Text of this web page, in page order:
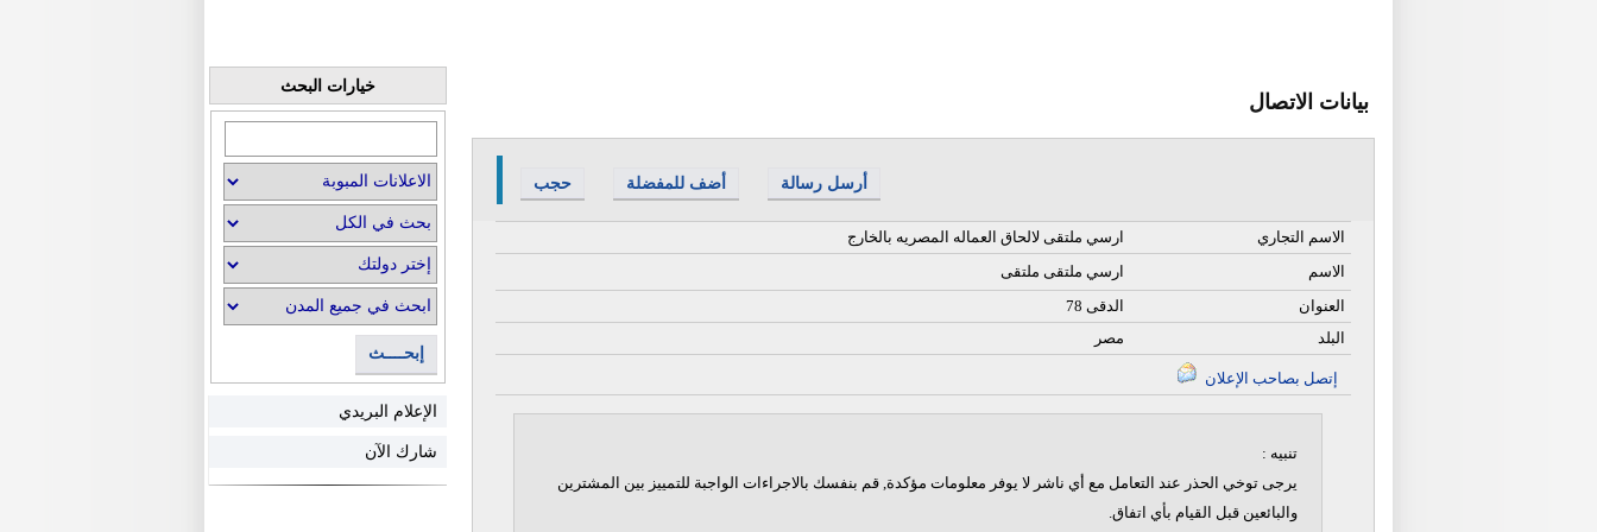
بيانات الاتصال
حجب أضف للمفضلة أرسل رسالة
ارسي ملتقى لالحاق العماله المصريه بالخارج
الاسم التجاري
ارسي ملتقى ملتقى
الاسم
78 الدقى
العنوان
مصر
البلد
تنبيه :
يرجى توخي الحذر عند التعامل مع أي ناشر لا يوفر معلومات مؤكدة, قم بنفسك بالاجراءات الواجبة للتمييز بين المشترين
والبائعين قبل القيام بأي اتفاق.
خيارات البحث
إبحــــث
الإعلام البريدي
شارك الآن